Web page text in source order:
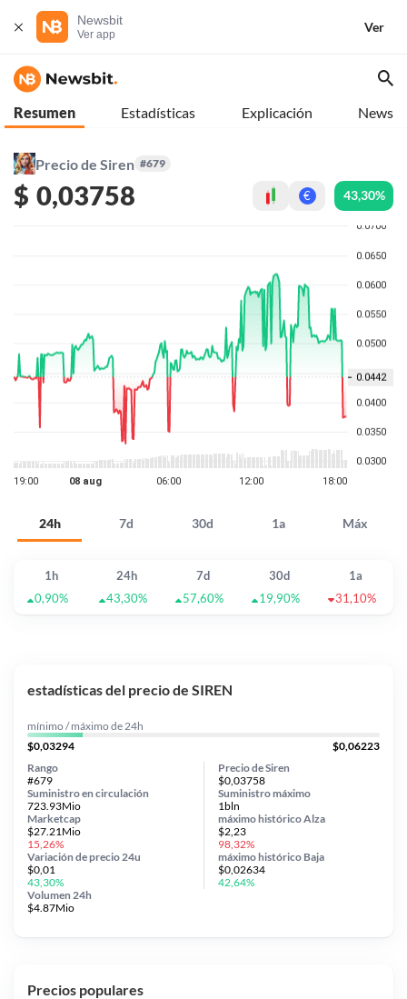
Newsbit
Ver app
Ver
Resumen Estadísticas Explicación News
Precio de Siren #679
$ 0,03758 € 43,30%
24h 7d 30d 1a Máx
1h 24h 7d 30d
1a
0,90%
43,30% 57,60% 19,90% 31,10%
estadísticas del precio de SIREN
mínimo / máximo de 24h
$0,03294
$0,06223
Precio de Siren
$0,03758
Suministro en circulación
723.93Mio
Variación de precio 24u
$0,01
43,30%
Suministro máximo
1bln
Marketcap
$27.21Mio
15,26%
Volumen 24h
$4.87Mio
Rango
#679
máximo históricoAlza
$2,23
98,32%
máximo histórico Baja
$0,02634
42,64%
Precios populares